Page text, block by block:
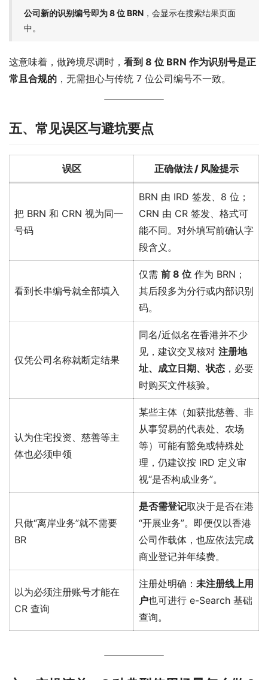
公司新的识别编号即为 8 位 BRN ，会显示在搜索结果页面
中。
这意味着，做跨境尽调时， 看到 8 位 BRN 作为识别号是正
常且合规的 ，无需担心与传统 7 位公司编号不一致。
五、常见误区与避坑要点
误区 正确做法 / 风险提示
把 BRN 和 CRN 视为同一
号码
BRN 由 IRD 签发、8 位；
CRN 由 CR 签发、格式可
能不同。对外填写前确认字
段含义。
看到长串编号就全部填入
仅需 前 8 位 作为 BRN；
其后段多为分行或内部识别
码。
仅凭公司名称就断定结果
同名/近似名在香港并不少
见，建议交叉核对 注册地
址、成立日期、状态 ，必要
时购买文件核验。
认为住宅投资、慈善等主
体也必须申领
某些主体（如获批慈善、非
从事贸易的代表处、农场
等）可能有豁免或特殊处
理，仍建议按 IRD 定义审
视“是否构成业务”。
只做“离岸业务”就不需要
BR
是否需登记取决于是否在港
“开展业务”。即便仅以香港
公司作载体，也应依法完成
商业登记并年续费。
以为必须注册账号才能在
CR 查询
注册处明确： 未注册线上用
户也可进行 e-Search 基础
查询。